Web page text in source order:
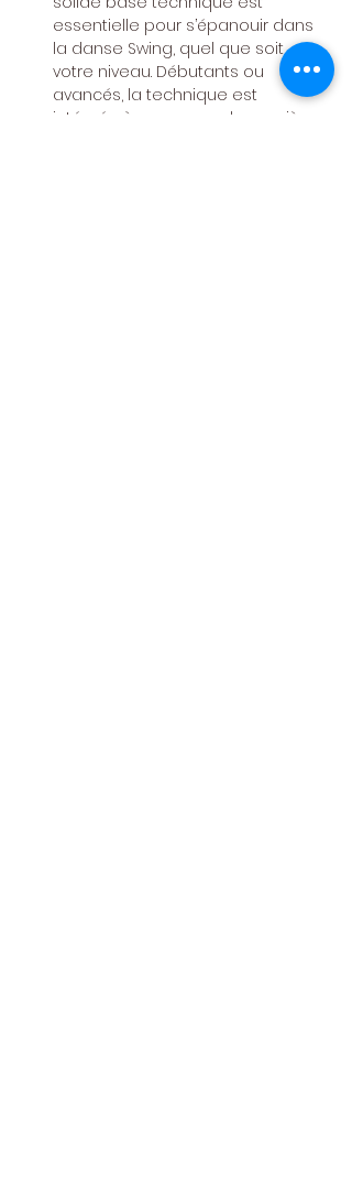
essentielle pour s’épanouir dans
la danse Swing, quel que soit
votre niveau. Débutants ou
avancés, la technique est
intégrée à nos cours de manière